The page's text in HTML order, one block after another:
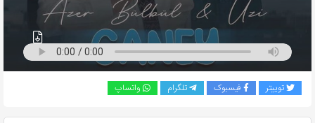
توییتر فیسبوک تلگرام واتساپ